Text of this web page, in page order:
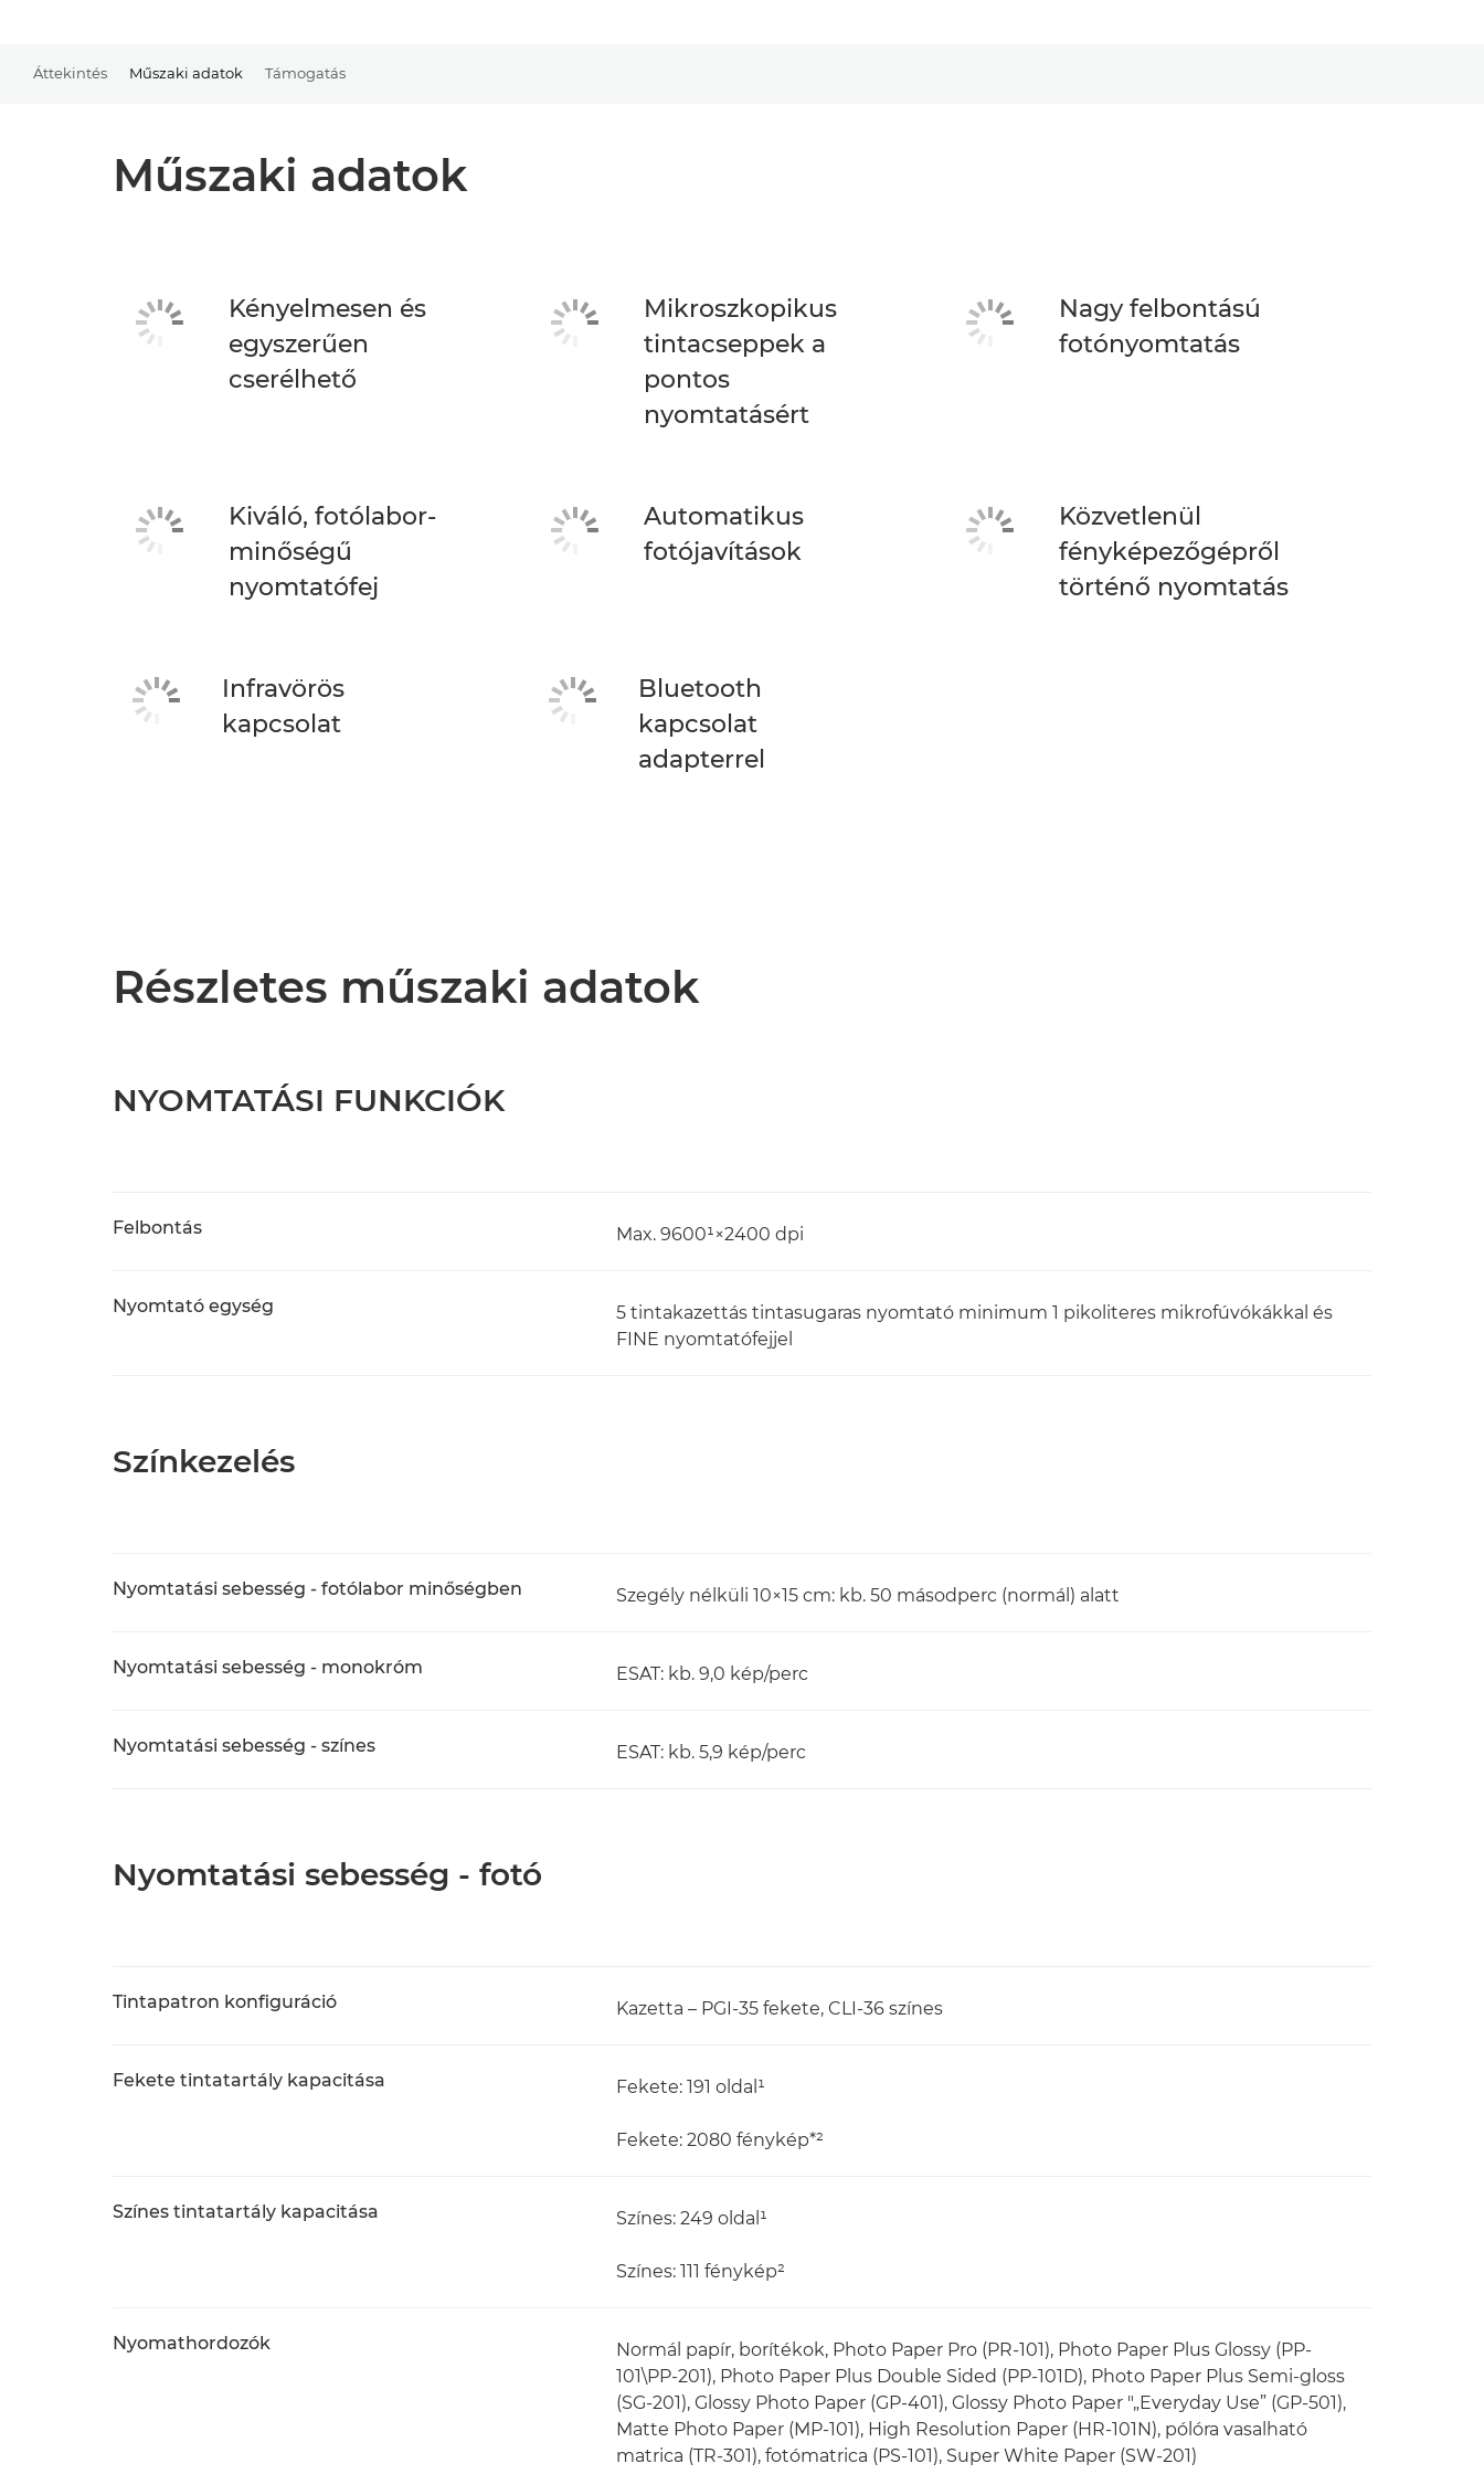
Áttekintés Műszaki adatok Támogatás
Műszaki adatok
Kényelmesen és
egyszerűen
cserélhető
Mikroszkopikus
tintacseppek a
pontos
nyomtatásért
Nagy felbontású
fotónyomtatás
Kiváló, fotólabor-
minőségű
nyomtatófej
Automatikus
fotójavítások
Közvetlenül
fényképezőgépről
történő nyomtatás
Infravörös
kapcsolat
Bluetooth
kapcsolat
adapterrel
Részletes műszaki adatok
NYOMTATÁSI FUNKCIÓK
Felbontás Max. 9600¹×2400 dpi
Nyomtató egység
5 tintakazettás tintasugaras nyomtató minimum 1 pikoliteres mikrofúvókákkal és
FINE nyomtatófejjel
Színkezelés
Nyomtatási sebesség - fotólabor minőségben Szegély nélküli 10×15 cm: kb. 50 másodperc (normál) alatt
Nyomtatási sebesség - monokróm ESAT: kb. 9,0 kép/perc
Nyomtatási sebesség - színes ESAT: kb. 5,9 kép/perc
Nyomtatási sebesség - fotó
Tintapatron konfiguráció Kazetta – PGI-35 fekete, CLI-36 színes
Fekete tintatartály kapacitása Fekete: 191 oldal¹
Fekete: 2080 fénykép*²
Színes tintatartály kapacitása Színes: 249 oldal¹
Színes: 111 fénykép²
Nyomathordozók
Normál papír, borítékok, Photo Paper Pro (PR-101), Photo Paper Plus Glossy (PP-
101\PP-201), Photo Paper Plus Double Sided (PP-101D), Photo Paper Plus Semi-gloss
(SG-201), Glossy Photo Paper (GP-401), Glossy Photo Paper "„Everyday Use” (GP-501),
Matte Photo Paper (MP-101), High Resolution Paper (HR-101N), pólóra vasalható
matrica (TR-301), fotómatrica (PS-101), Super White Paper (SW-201)